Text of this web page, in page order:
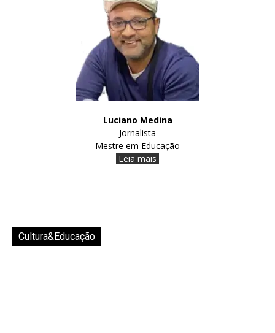
Luciano Medina
Jornalista
Mestre em Educação
Leia mais
Cultura&Educação